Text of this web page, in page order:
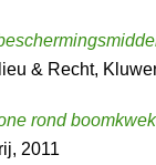
& Recht,
rond
2011